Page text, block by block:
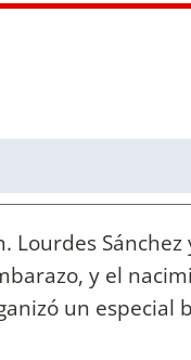
Lourdes
y el
un especial